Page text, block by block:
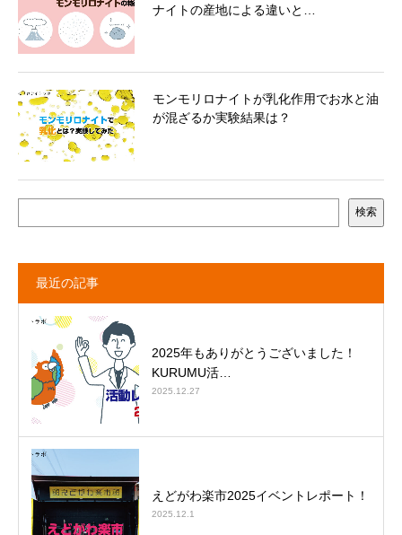
ナイトの産地による違いと…
モンモリロナイトが乳化作用でお水と油
が混ざるか実験結果は？
検索
最近の記事
2025年もありがとうございました！
KURUMU活…
2025.12.27
えどがわ楽市2025イベントレポート！
2025.12.1